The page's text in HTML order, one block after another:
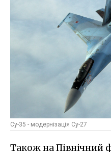
Су-35 - модернізація Су-27
Також на Північний